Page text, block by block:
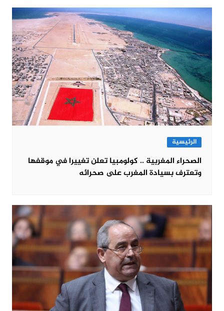
الرئيسية
الصحراء المغربية .. كولومبيا تعلن تغييرا في موقفها
وتعترف بسيادة المغرب على صحرائه